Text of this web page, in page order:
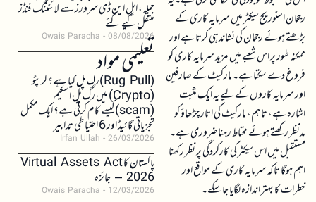
رجحان اسٹوریج سیکٹر میں سرمایہ کاری کے
بڑھتے ہوئے رجحان کی نشاندہی کرتا ہے اور
ممکنہ طور پر اس شعبے میں مزید سرمایہ کاری کو
فروغ دے سکتا ہے۔ مارکیٹ کے صارفین
اور سرمایہ کاروں کے لیے یہ ایک مثبت
اشارہ ہے، تاہم، مارکیٹ کی اتار چڑھاؤ کو
مدنظر رکھتے ہوئے محتاط رہنا ضروری ہے۔
مستقبل میں اس سیکٹر کی کارکردگی پر نظر رکھنا
اہم ہوگا تاکہ سرمایہ کاری کے مواقع اور
خطرات کا بہتر اندازہ لگایا جا سکے۔
حملہ، ایل این ڈی سرورز سے لائٹننگ فنڈز
منتقل کیے گئے
Owais Paracha 08/08/2026
تعلیمی مواد(Rug Pull)رگ پل کیا ہے؟ کرپٹو
(Crypto) میں رگ پل اسکیم
(scam)کیسے کام کرتی ہے؟ ایک مکمل
تجزیاتی گائیڈ اور 6 احتیاطی تدابیر
Irfan Ullah 26/03/2026
پاکستان کا Virtual Assets Act
2026 – جائزہ
Owais Paracha 12/03/2026